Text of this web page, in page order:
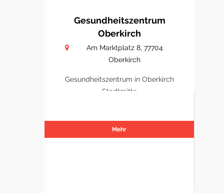
Gesundheitszentrum
Oberkirch
Am Marktplatz 8, 77704
Oberkirch
Gesundheitszentrum in Oberkirch
Stadtmitte
Mehr